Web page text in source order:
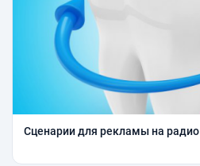
Сценарии для рекламы на радио